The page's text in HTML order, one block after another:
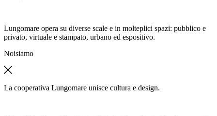
Lungomare opera su diverse scale e in molteplici spazi: pubblico e
privato, virtuale e stampato, urbano ed espositivo.
Noisiamo
La cooperativa Lungomare unisce cultura e design.